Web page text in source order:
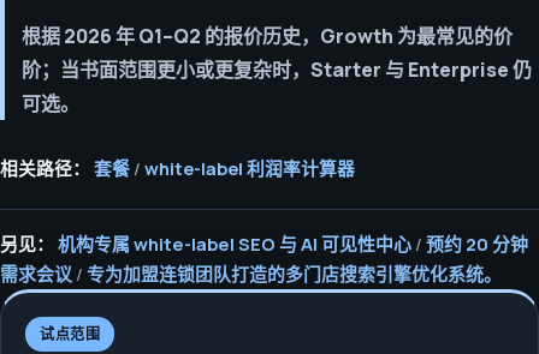
根据 2026 年 Q1–Q2 的报价历史，Growth 为最常见的价
阶；当书面范围更小或更复杂时，Starter 与 Enterprise 仍
可选。
相关路径： 套餐 / white-label 利润率计算器
另见： 机构专属 white-label SEO 与 AI 可见性中心 / 预约 20 分钟
需求会议 / 专为加盟连锁团队打造的多门店搜索引擎优化系统。
试点范围